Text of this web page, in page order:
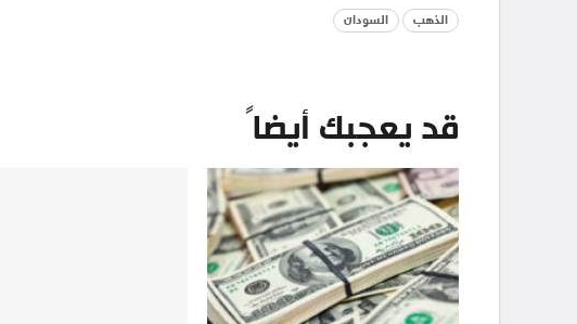
الذهب السودان
قد يعجبك أيضاً